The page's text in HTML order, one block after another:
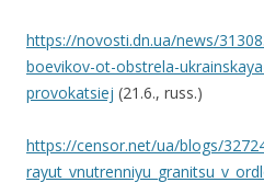
https://novosti.dn.ua/news/
boevikov-ot-obstrela-
provokatsiej (21.6., russ.)
https://censor.net/ua/blogs/